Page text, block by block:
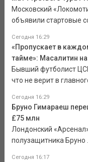
Московский
объявили стартовые
Сегодня 16:29
«Пропускает в
тайме»: Масалитин
Бывший футболист
что не верит в главного
Сегодня 16:29
Бруно Гимараеш
£75 млн
Лондонский
полузащитника Бруно ...
Сегодня 16:17